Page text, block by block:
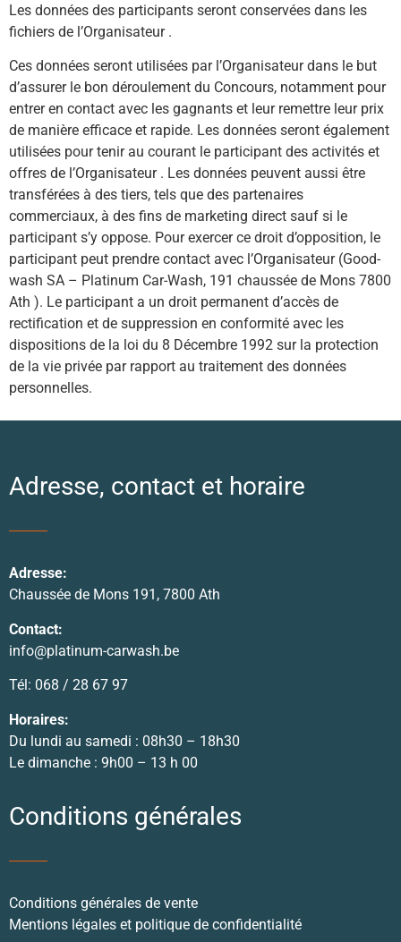
Les données des participants seront conservées dans les
fichiers de l’Organisateur .
Ces données seront utilisées par l’Organisateur dans le but
d’assurer le bon déroulement du Concours, notamment pour
entrer en contact avec les gagnants et leur remettre leur prix
de manière efficace et rapide. Les données seront également
utilisées pour tenir au courant le participant des activités et
offres de l’Organisateur . Les données peuvent aussi être
transférées à des tiers, tels que des partenaires
commerciaux, à des fins de marketing direct sauf si le
participant s’y oppose. Pour exercer ce droit d’opposition, le
participant peut prendre contact avec l’Organisateur (Good-
wash SA – Platinum Car-Wash, 191 chaussée de Mons 7800
Ath ). Le participant a un droit permanent d’accès de
rectification et de suppression en conformité avec les
dispositions de la loi du 8 Décembre 1992 sur la protection
de la vie privée par rapport au traitement des données
personnelles.
Adresse, contact et horaire
Adresse:
Chaussée de Mons 191, 7800 Ath
Contact:
info@platinum-carwash.be
Tél: 068 / 28 67 97
Horaires:
Du lundi au samedi : 08h30 – 18h30
Le dimanche : 9h00 – 13 h 00
Conditions générales
Conditions générales de vente
Mentions légales et politique de confidentialité